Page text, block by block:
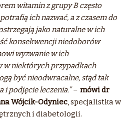
witaminz grupyBczęsto
ich nazwać, azczasem do
jako naturalne w ich
konsekwencji niedoborów
wyzwanie w ich
w niektórych przypadkach
byćnieodwracalne, stąd tak
i podjęcie leczenia.” – mówi dr
Wójcik-Odyniec, specjalistka w
i diabetologii.